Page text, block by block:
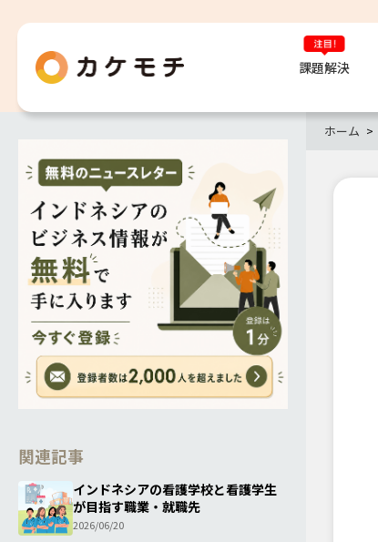
課題解決
関連記事
インドネシアの看護学校と看護学生
が目指す職業・就職先
2026/06/20
ホーム